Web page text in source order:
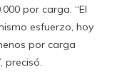
por carga. “El
esfuerzo, hoy
por carga
precisó.